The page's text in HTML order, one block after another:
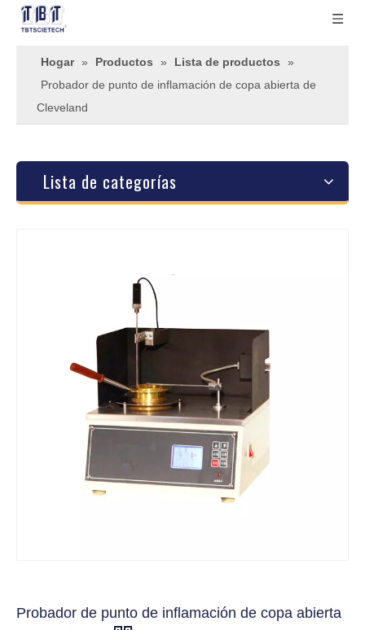
Hogar » Productos » Lista de productos
»
Probador de punto de inflamación de copa abierta de
Cleveland
Lista de categorías
Probador de punto de inflamación de copa abierta